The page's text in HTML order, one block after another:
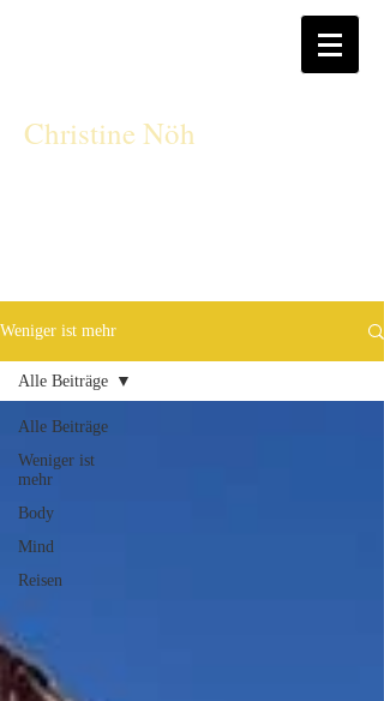
Christine Nöh
Weniger ist mehr
Alle Beiträge
Weniger ist
mehr
Body
Mind
Reisen
Alle Beiträge